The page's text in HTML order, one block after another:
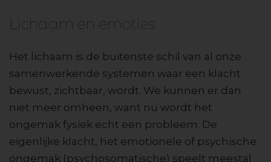
Lichaam en emoties
Het lichaam is de buitenste schil van al onze
samenwerkende systemen waar een klacht
bewust, zichtbaar, wordt. We kunnen er dan
niet meer omheen, want nu wordt het
ongemak fysiek echt een probleem. De
eigenlijke klacht, het emotionele of psychische
ongemak (psychosomatische) speelt meestal